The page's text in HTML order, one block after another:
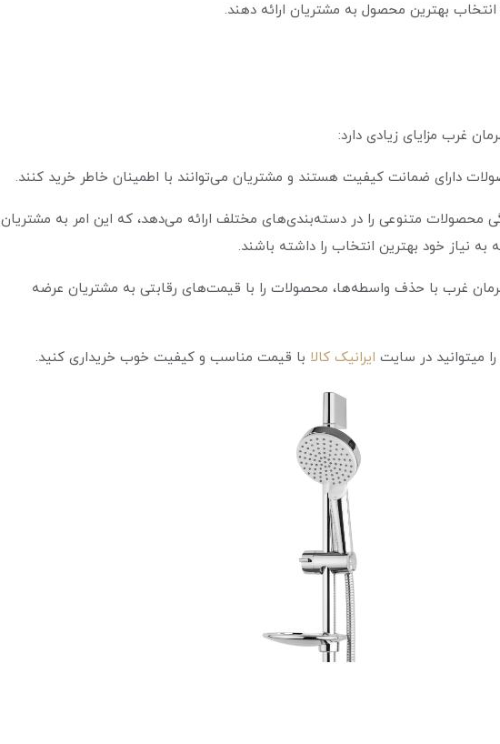
بهترین محصول به مشتریان ارائه دهند.
غرب مزایای زیادی دارد:
دارای ضمانت کیفیت هستند و مشتریان می‌توانند با اطمینان خاطر خرید کنند.
محصولات متنوعی را در دسته‌بندی‌های مختلف ارائه می‌دهد، که این امر به مشتریان
به نیاز خود بهترین انتخاب را داشته باشند.
غرب با حذف واسطه‌ها، محصولات را با قیمت‌های رقابتی به مشتریان عرضه
را میتوانید در سایت ایرانیک کالا با قیمت مناسب و کیفیت خوب خریداری کنید.